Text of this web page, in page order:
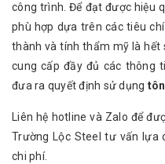
công trình. Để đạt được hiệu
phù hợp dựa trên các tiêu
thành và tính thẩm mỹ là hết
cung cấp đầy đủ các thông
đưa ra quyết định sử dụng
Liên hệ hotline và Zalo để
Trường Lộc Steel tư vấn lựa
chi phí.